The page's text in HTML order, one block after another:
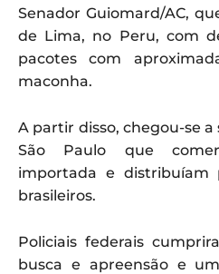
Senador Guiomard/AC,
de Lima, no Peru, com
pacotes com
maconha.
A partir disso, chegou-se
São Paulo que
importada e distribuíam
brasileiros.
Policiais federais
busca e apreensão e